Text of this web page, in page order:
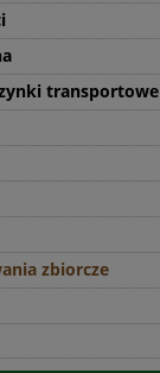
transportowe
zbiorcze